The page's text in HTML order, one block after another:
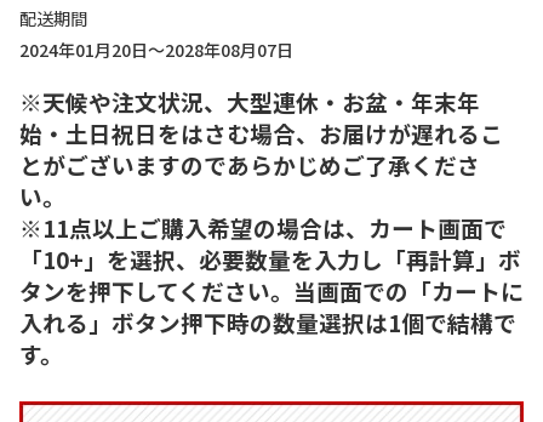
配送期間
2024年01月20日～2028年08月07日
※天候や注文状況、大型連休・お盆・年末年
始・土日祝日をはさむ場合、お届けが遅れるこ
とがございますのであらかじめご了承くださ
い。
※11点以上ご購入希望の場合は、カート画面で
「10+」を選択、必要数量を入力し「再計算」ボ
タンを押下してください。当画面での「カートに
入れる」ボタン押下時の数量選択は1個で結構で
す。